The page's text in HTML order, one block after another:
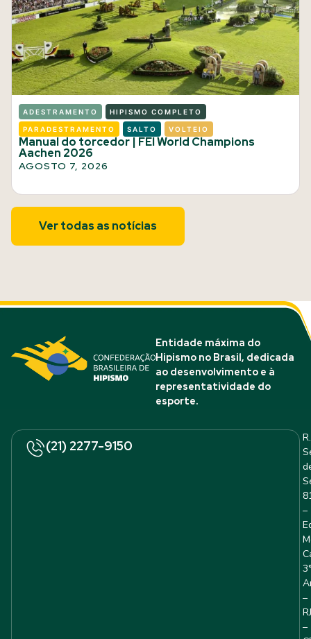
ADESTRAMENTO HIPISMO COMPLETO
PARADESTRAMENTO SALTO VOLTEIO
Manual do torcedor | FEI World Champions
Aachen 2026
AGOSTO 7, 2026
Ver todas as notícias
Entidade máxima do
Hipismo no Brasil, dedicada
ao desenvolvimento e à
representatividade do
esporte.
(21) 2277-9150
R.
–
–
RJ
–